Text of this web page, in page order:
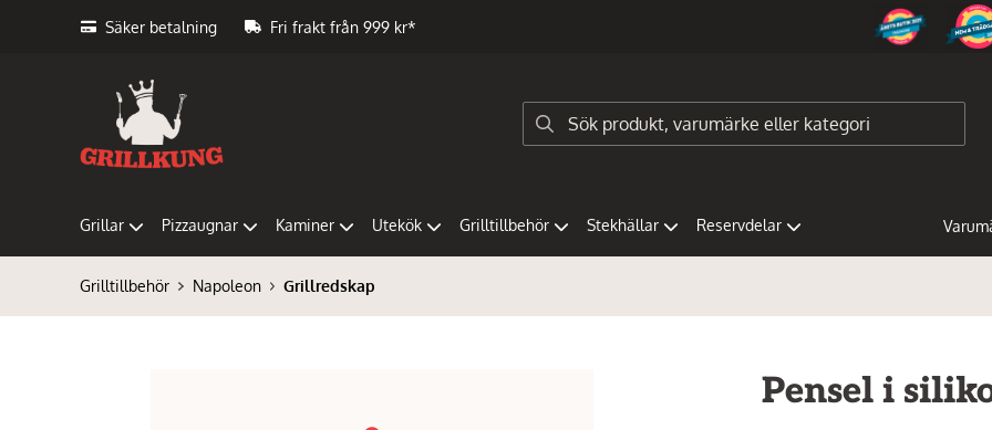
Säker betalning Fri frakt från 999 kr*
Grillar Pizzaugnar Kaminer Utekök Grilltillbehör Stekhällar Reservdelar
Grilltillbehör Napoleon Grillredskap
Pensel i